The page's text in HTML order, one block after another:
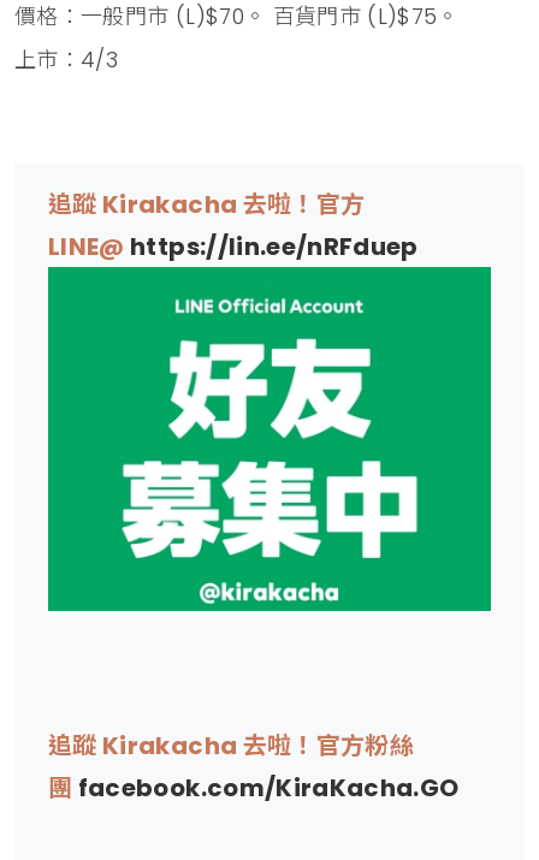
價格：一般門市 (L)$70。 百貨門市 (L)$75。
上市：4/3
追蹤 Kirakacha 去啦！官方
LINE@ https://lin.ee/nRFduep
追蹤 Kirakacha 去啦！官方粉絲
團 facebook.com/KiraKacha.GO